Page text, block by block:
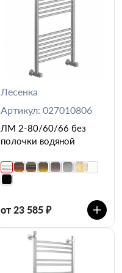
Лесенка
Артикул: 027010806
ЛМ 2-80/60/66 без
полочки водяной
от 23 585 ₽